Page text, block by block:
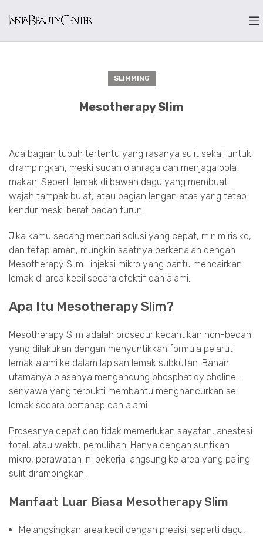
SLIMMING
Mesotherapy Slim
Ada bagian tubuh tertentu yang rasanya sulit sekali untuk
dirampingkan, meski sudah olahraga dan menjaga pola
makan. Seperti lemak di bawah dagu yang membuat
wajah tampak bulat, atau bagian lengan atas yang tetap
kendur meski berat badan turun.
Jika kamu sedang mencari solusi yang cepat, minim risiko,
dan tetap aman, mungkin saatnya berkenalan dengan
Mesotherapy Slim—injeksi mikro yang bantu mencairkan
lemak di area kecil secara efektif dan alami.
Apa Itu Mesotherapy Slim?
Mesotherapy Slim adalah prosedur kecantikan non-bedah
yang dilakukan dengan menyuntikkan formula pelarut
lemak alami ke dalam lapisan lemak subkutan. Bahan
utamanya biasanya mengandung phosphatidylcholine—
senyawa yang terbukti membantu menghancurkan sel
lemak secara bertahap dan alami.
Prosesnya cepat dan tidak memerlukan sayatan, anestesi
total, atau waktu pemulihan. Hanya dengan suntikan
mikro, perawatan ini bekerja langsung ke area yang paling
sulit dirampingkan.
Manfaat Luar Biasa Mesotherapy Slim
Melangsingkan area kecil dengan presisi, seperti dagu,